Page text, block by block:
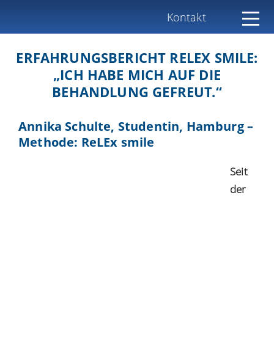
Kontakt
ERFAHRUNGSBERICHT RELEX SMILE:
„ICH HABE MICH AUF DIE
BEHANDLUNG GEFREUT.“
Annika Schulte, Studentin, Hamburg –
Methode: ReLEx smile
Seit
der